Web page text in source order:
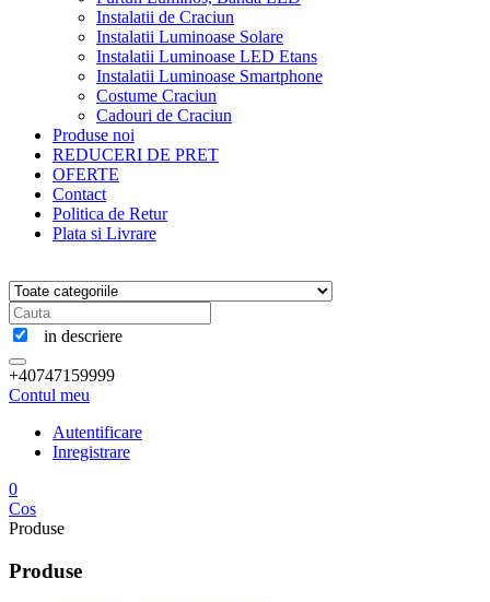
Instalatii de Craciun
Instalatii Luminoase Solare
Instalatii Luminoase LED Etans
Instalatii Luminoase Smartphone
Costume Craciun
Cadouri de Craciun
Produse noi
REDUCERI DE PRET
OFERTE
Contact
Politica de Retur
Plata si Livrare
in descriere
+40747159999
Contul meu
Autentificare
Inregistrare
0
Cos
Produse
Produse